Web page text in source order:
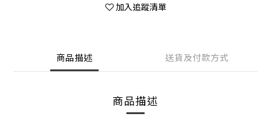
加入追蹤清單
商品描述 送貨及付款方式
商品描述